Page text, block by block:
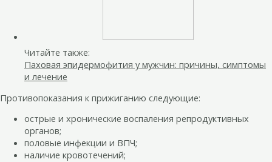
Читайте также:
Паховая эпидермофития у мужчин: причины, симптомы
и лечение
Противопоказания к прижиганию следующие:
острые и хронические воспаления репродуктивных
органов;
половые инфекции и ВПЧ;
наличие кровотечений;